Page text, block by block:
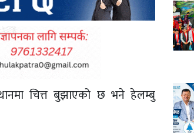
चित्त बुझाएको छ भने हेलम्बु